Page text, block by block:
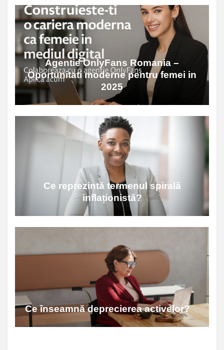
Agentie OnlyFans Romania –
Oportunitati moderne pentru femei in
2025
Ce reprezintă termenul spirală
inflaționistă?
Ce înseamnă deprecierea activelor?